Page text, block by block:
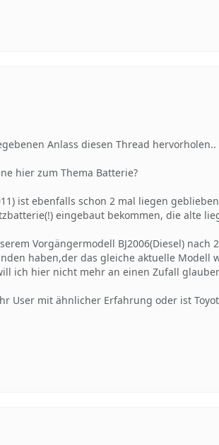
Anlass diesen Thread hervorholen..
hier zum Thema Batterie?
ist ebenfalls schon 2 mal liegen
eingebaut bekommen, die alte
Vorgängermodell BJ2006(Diesel)
haben,der das gleiche aktuelle
ich hier nicht mehr an einen Zufall
User mit ähnlicher Erfahrung oder ist